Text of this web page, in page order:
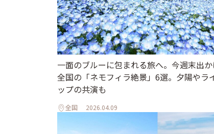
一面のブルーに包まれる旅へ。今週末出
全国の「ネモフィラ絶景」6選。夕陽やラ
ップの共演も
全国 2026.04.09